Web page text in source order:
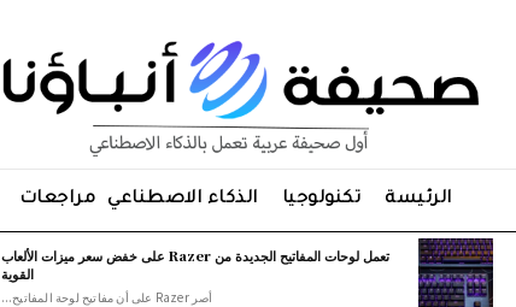
الرئيسة تكنولوجيا الذكاء الاصطناعي مراجعات
تعمل لوحات المفاتيح الجديدة من Razer على خفض سعر ميزات الألعاب
القوية
أصر Razer على أن مفاتيح لوحة المفاتيح...